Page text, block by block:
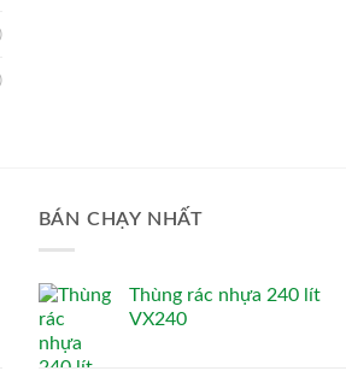
BÁN CHẠY NHẤT
Thùng rác nhựa 240 lít
VX240